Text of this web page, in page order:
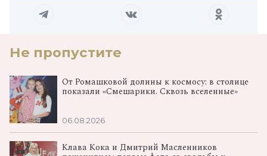
Не пропустите
От Ромашковой долины к космосу: в столице
показали «Смешарики. Сквозь вселенные»
06.08.2026
Клава Кока и Дмитрий Масленников